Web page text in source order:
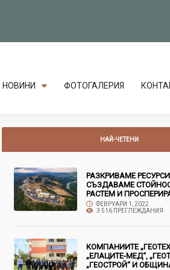
НОВИНИ ФОТОГАЛЕРИЯ
НАЙ-ЧЕТЕНИ
РАЗКРИВАМЕ
СЪЗДАВАМЕ
РАСТЕМ И
ФЕВРУАРИ 1, 2022
3 516 ПРЕГЛЕЖДАНИЯ
КОМПАНИИТЕ
„ЕЛАЦИТЕ-МЕД“,
„ГЕОСТРОЙ“ И